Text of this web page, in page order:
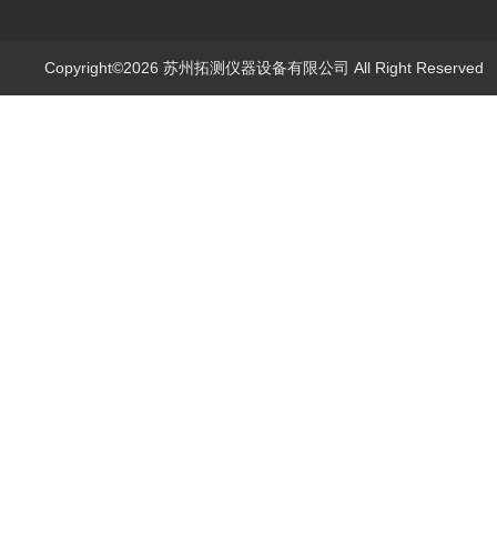
Copyright©2026 苏州拓测仪器设备有限公司 All Right